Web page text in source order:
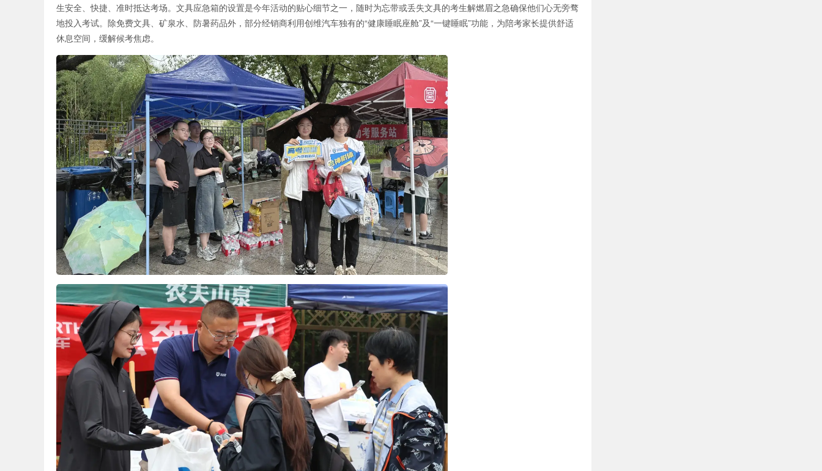
生安全、快捷、准时抵达考场。文具应急箱的设置是今年活动的贴心细节之一，随时为忘带或丢失文具的考生解燃眉之急确保他们心无旁骛
地投入考试。除免费文具、矿泉水、防暑药品外，部分经销商利用创维汽车独有的“健康睡眠座舱”及“一键睡眠”功能，为陪考家长提供舒适
休息空间，缓解候考焦虑。